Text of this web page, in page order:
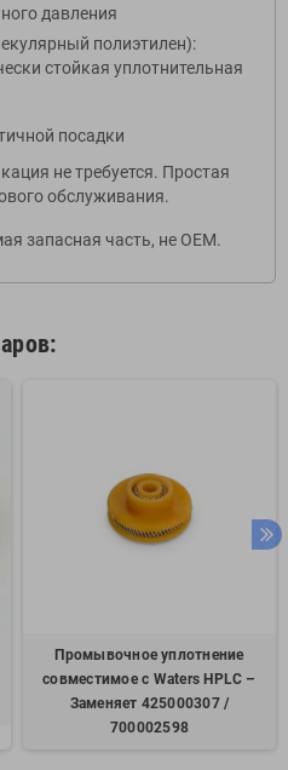
давления
полиэтилен):
стойкая уплотнительная
посадки
не требуется. Простая
обслуживания.
запасная часть, не OEM.
Промывочное уплотнение
совместимое с Waters HPLC –
Заменяет 425000307 /
700002598